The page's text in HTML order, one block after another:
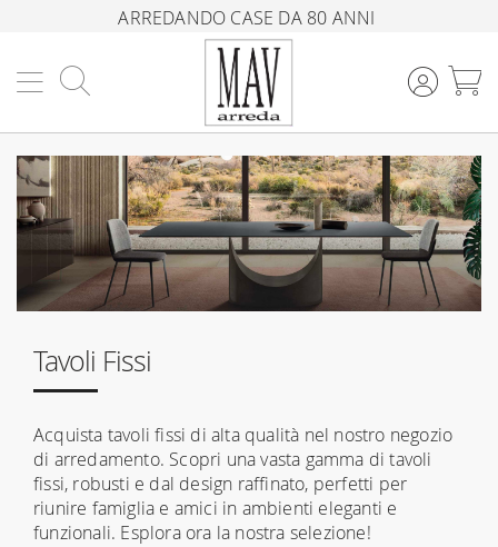
ARREDANDO CASE DA 80 ANNI
Tavoli Fissi
Acquista tavoli fissi di alta qualità nel nostro negozio
di arredamento. Scopri una vasta gamma di tavoli
fissi, robusti e dal design raffinato, perfetti per
riunire famiglia e amici in ambienti eleganti e
funzionali. Esplora ora la nostra selezione!